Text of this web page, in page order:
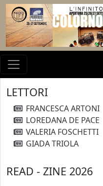
LETTORI
FRANCESCA ARTONI
LOREDANA DE PACE
VALERIA FOSCHETTI
GIADA TRIOLA
READ - ZINE 2026